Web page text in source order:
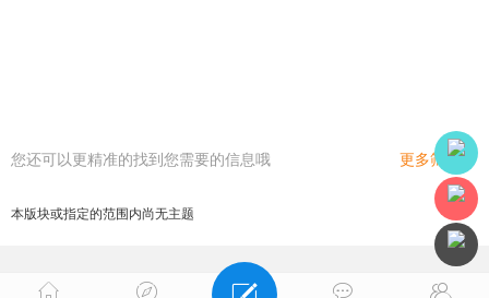
您还可以更精准的找到您需要的信息哦 更多筛选
本版块或指定的范围内尚无主题